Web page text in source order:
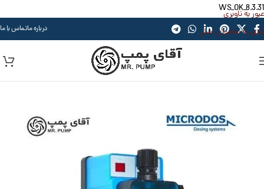
WS_OK_8.3.31
عبور به ناوبری
رفتن به محتوای اصلی
درباره ماتماس با ما